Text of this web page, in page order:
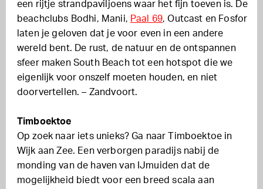
een rijtje strandpaviljoens waar het fijn toeven is. De
beachclubs Bodhi, Manii, Paal 69, Outcast en Fosfor
laten je geloven dat je voor even in een andere
wereld bent. De rust, de natuur en de ontspannen
sfeer maken South Beach tot een hotspot die we
eigenlijk voor onszelf moeten houden, en niet
doorvertellen. – Zandvoort.
Timboektoe
Op zoek naar iets unieks? Ga naar Timboektoe in
Wijk aan Zee. Een verborgen paradijs nabij de
monding van de haven van IJmuiden dat de
mogelijkheid biedt voor een breed scala aan